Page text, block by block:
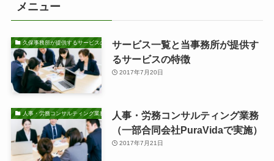
メニュー
久保事務所が提供するサービスの特徴サービス一覧と当事務所が提供す
るサービスの特徴
2017年7月20日
人事・労務コンサルティング業務
人事・労務コンサルティング業務
（一部合同会社PuraVidaで実施）
2017年7月21日